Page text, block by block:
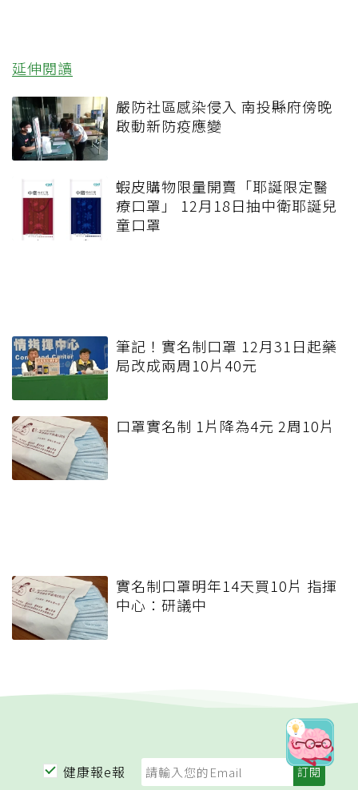
延伸閱讀
嚴防社區感染侵入 南投縣府傍晚
啟動新防疫應變
蝦皮購物限量開賣「耶誕限定醫
療口罩」 12月18日抽中衛耶誕兒
童口罩
筆記！實名制口罩 12月31日起藥
局改成兩周10片40元
口罩實名制 1片降為4元 2周10片
實名制口罩明年14天買10片 指揮
中心：研議中
健康報e報